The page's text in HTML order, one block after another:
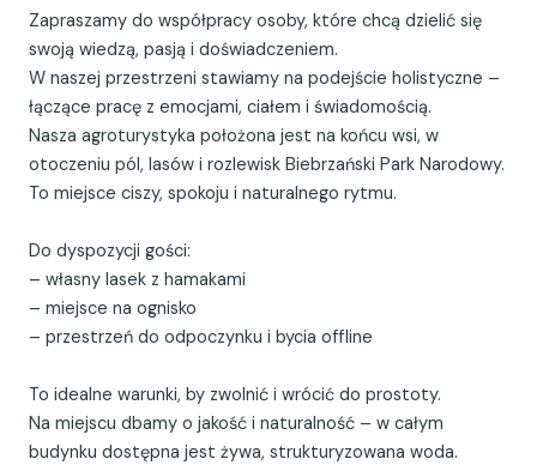
Zapraszamy do współpracy osoby, które chcą dzielić się
swoją wiedzą, pasją i doświadczeniem.
W naszej przestrzeni stawiamy na podejście holistyczne –
łączące pracę z emocjami, ciałem i świadomością.
Nasza agroturystyka położona jest na końcu wsi, w
otoczeniu pól, lasów i rozlewisk Biebrzański Park Narodowy.
To miejsce ciszy, spokoju i naturalnego rytmu.
Do dyspozycji gości:
– własny lasek z hamakami
– miejsce na ognisko
– przestrzeń do odpoczynku i bycia offline
To idealne warunki, by zwolnić i wrócić do prostoty.
Na miejscu dbamy o jakość i naturalność – w całym
budynku dostępna jest żywa, strukturyzowana woda.